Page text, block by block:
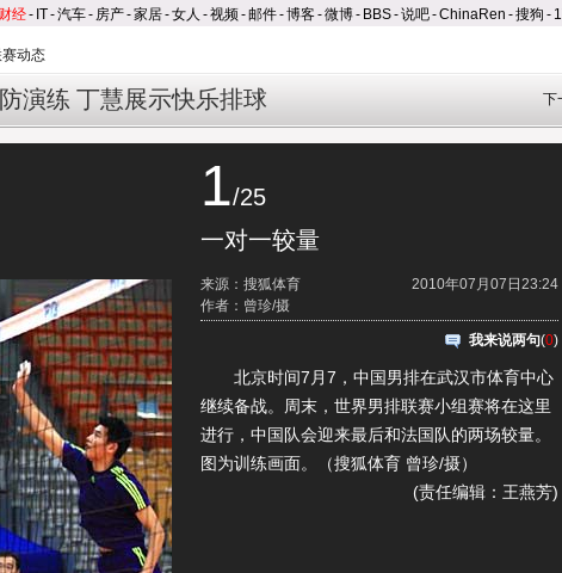
财经- IT-汽车- 房产-家居-女人 -视频-邮件-博客-微博- BBS-说吧-ChinaRen -搜狗 -
动态
演练 丁慧展示快乐排球 下
1/25
一对一较量
2010年07月07日23:24
来源：搜狐体育
作者：曾珍/摄
我来说两句(0)
北京时间7月7，中国男排在武汉市体育中心
继续备战。周末，世界男排联赛小组赛将在这里
进行，中国队会迎来最后和法国队的两场较量。
图为训练画面。（搜狐体育 曾珍/摄）
(责任编辑：王燕芳)